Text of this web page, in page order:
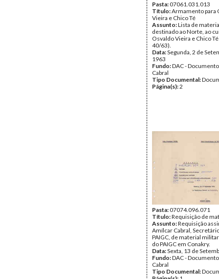
Pasta:07061.031.013
Título:Armamento para
Vieira e Chico Té
Assunto:Lista de
destinado ao Norte, ao
Osvaldo Vieira e Chico Té
40/63).
Data:Segunda, 2 de
1963
Fundo:DAC -
Cabral
Tipo Documental:
Página(s):2
Pasta:07074.096.071
Título:Requisição de
Assunto:Requisição
Amílcar Cabral,
PAIGC, de material
do PAIGC em Conakry.
Data:Sexta, 13 de
Fundo:DAC -
Cabral
Tipo Documental: